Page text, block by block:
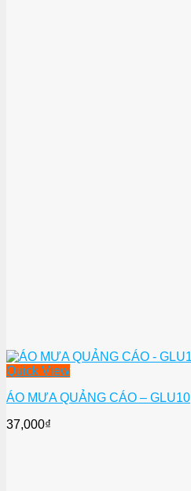
Quick View
ÁO MƯA QUẢNG CÁO – GLU10
37,000₫